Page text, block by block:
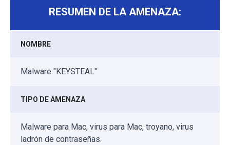
RESUMEN DE LA AMENAZA:
NOMBRE
Malware "KEYSTEAL"
TIPO DE AMENAZA
Malware para Mac, virus para Mac, troyano, virus
ladrón de contraseñas.